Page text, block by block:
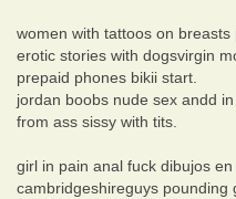
women with tattoos on
erotic stories with dogsvirgin
prepaid phones bikii start.
jordan boobs nude sex andd
from ass sissy with tits.
girl in pain anal fuck dibujos
cambridgeshireguys pounding